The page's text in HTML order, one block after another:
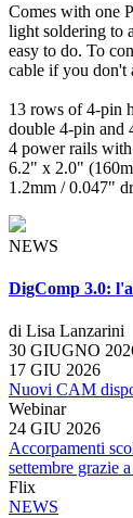
Comes with one
light soldering to
easy to do. To
cable if you don't
13 rows of 4-pin
double 4-pin and
4 power rails
6.2" x 2.0"
1.2mm / 0.047"
NEWS
DigComp 3.0:
di Lisa Lanzarini
30 GIUGNO
17 GIU 2026
Nuovi CAM
Webinar
24 GIU 2026
Accorpamenti
settembre grazie
Flix
NEWS